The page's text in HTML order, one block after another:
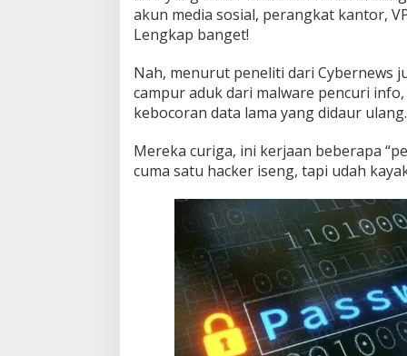
y
a
akun media sosial, perangkat kantor,
Lengkap banget!
Nah, menurut peneliti dari Cybernews
campur aduk dari malware pencuri
kebocoran data lama yang didaur ulang.
Mereka curiga, ini kerjaan beberapa
cuma satu hacker iseng, tapi udah